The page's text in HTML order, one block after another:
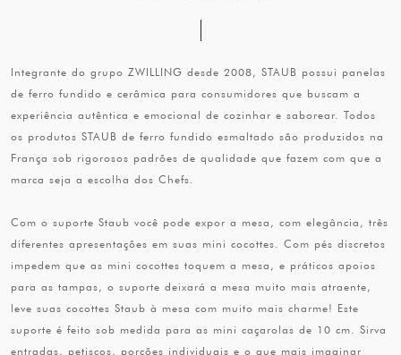
Integrante do grupo ZWILLING desde 2008, STAUB possui panelas
de ferro fundido e cerâmica para consumidores que buscam a
experiência autêntica e emocional de cozinhar e saborear. Todos
os produtos STAUB de ferro fundido esmaltado são produzidos na
França sob rigorosos padrões de qualidade que fazem com que a
marca seja a escolha dos Chefs.
Com o suporte Staub você pode expor a mesa, com elegância, três
diferentes apresentações em suas mini cocottes. Com pés discretos
impedem que as mini cocottes toquem a mesa, e práticos apoios
para as tampas, o suporte deixará a mesa muito mais atraente,
leve suas cocottes Staub à mesa com muito mais charme! Este
suporte é feito sob medida para as mini caçarolas de 10 cm. Sirva
entradas, petiscos, porções individuais e o que mais imaginar